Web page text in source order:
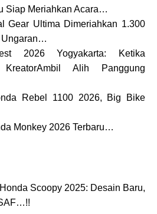
Siap Meriahkan Acara…
Gear Ultima Dimeriahkan 1.300
Ungaran…
2026 Yogyakarta: Ketika
Alih Panggung
Rebel 1100 2026, Big Bike
Monkey 2026 Terbaru…
Scoopy 2025: Desain Baru,